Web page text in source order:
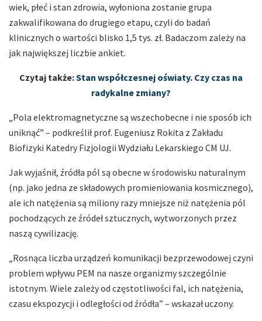
wiek, płeć i stan zdrowia, wyłoniona zostanie grupa
zakwalifikowana do drugiego etapu, czyli do badań
klinicznych o wartości blisko 1,5 tys. zł. Badaczom zależy na
jak największej liczbie ankiet.
Czytaj także:Stan współczesnej oświaty. Czy czas na
radykalne zmiany?
„Pola elektromagnetyczne są wszechobecne i nie sposób ich
uniknąć” – podkreślił prof. Eugeniusz Rokita z Zakładu
Biofizyki Katedry Fizjologii Wydziału Lekarskiego CM UJ.
Jak wyjaśnił, źródła pól są obecne w środowisku naturalnym
(np. jako jedna ze składowych promieniowania kosmicznego),
ale ich natężenia są miliony razy mniejsze niż natężenia pól
pochodzących ze źródeł sztucznych, wytworzonych przez
naszą cywilizację.
„Rosnąca liczba urządzeń komunikacji bezprzewodowej czyni
problem wpływu PEM na nasze organizmy szczególnie
istotnym. Wiele zależy od częstotliwości fal, ich natężenia,
czasu ekspozycji i odległości od źródła” – wskazał uczony.